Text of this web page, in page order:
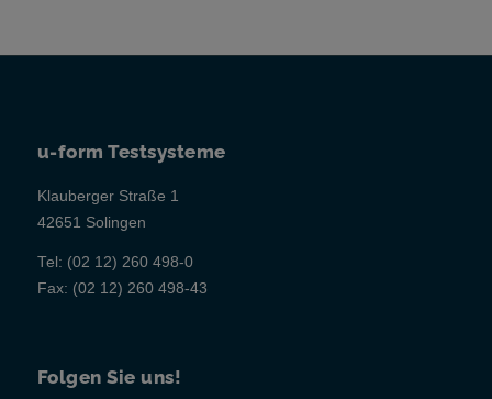
u-form Testsysteme
Klauberger Straße 1
42651 Solingen
Tel: (02 12) 260 498-0
Fax: (02 12) 260 498-43
Folgen Sie uns!